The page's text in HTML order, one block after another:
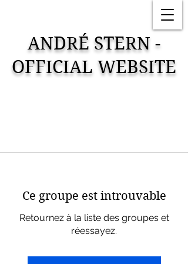
ANDRÉ STERN -
OFFICIAL WEBSITE
Ce groupe est introuvable
Retournez à la liste des groupes et
réessayez.